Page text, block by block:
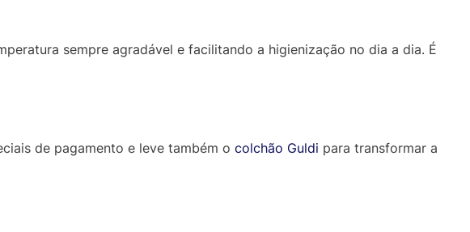
sempre agradável e facilitando a higienização no dia a dia. É
de pagamento e leve também o colchão Guldi para transformar a